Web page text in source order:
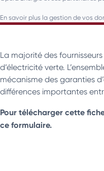
En savoir plus la gestion de vos
La majorité des
d’électricité verte.
mécanisme des garanties
différences importantes
Pour télécharger cette
ce formulaire.